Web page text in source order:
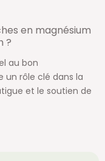
en magnésium
?
au bon
un rôle clé dans la
et le soutien de